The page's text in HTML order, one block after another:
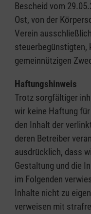
Bescheid vom
Ost, von der
Verein
steuerbegünstigten,
gemeinnützigen
Haftungshinweis
Trotz sorgfältiger
wir keine Haftung
den Inhalt der
deren Betreiber
ausdrücklich, dass
Gestaltung und die
im Folgenden
Inhalte nicht zu
verweisen mit